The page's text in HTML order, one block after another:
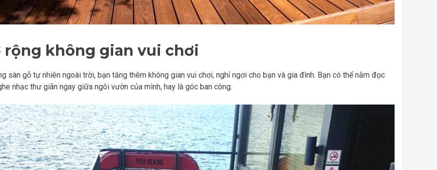
rộng không gian vui chơi
sàn gỗ tự nhiên ngoài trời, bạn tăng thêm không gian vui chơi, nghỉ ngơi cho bạn và gia đình. Bạn có thể nằm đọc
nhạc thư giãn ngay giữa ngôi vườn của mình, hay là góc ban công.